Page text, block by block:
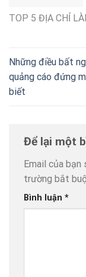
TOP 5 ĐỊA CHỈ
Những điều bất
quảng cáo đứng
biết
Để lại một
Email của bạn
trường bắt
Bình luận *